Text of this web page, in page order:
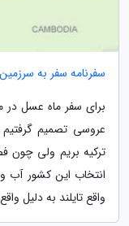
سفرنامه سفر به
عروسی تصمیم گرفتیم
ترکیه بریم ولی چون
انتخاب این کشور آب
واقع تایلند به دلیل